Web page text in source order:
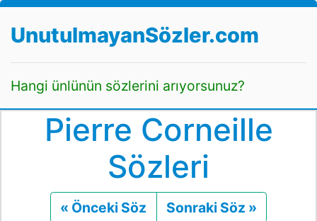
UnutulmayanSözler.com
Hangi ünlünün sözlerini arıyorsunuz?
Pierre Corneille
Sözleri
« Önceki Söz Önceki
Sonraki Söz »